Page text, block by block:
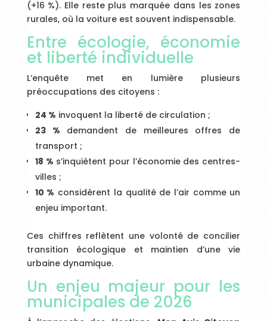
(+16 %). Elle reste plus marquée dans les zones
rurales, où la voiture est souvent indispensable.
Entre écologie, économie
et liberté individuelle
L’enquête met en lumière plusieurs
préoccupations des citoyens :
24 % invoquent la liberté de circulation ;
23 % demandent de meilleures offres de
transport ;
18 % s’inquiètent pour l’économie des centres-
villes ;
10 % considèrent la qualité de l’air comme un
enjeu important.
Ces chiffres reflètent une volonté de concilier
transition écologique et maintien d’une vie
urbaine dynamique.
Un enjeu majeur pour les
municipales de 2026